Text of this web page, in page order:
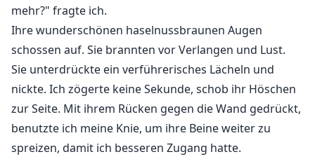
mehr?" fragte ich.
Ihre wunderschönen haselnussbraunen Augen
schossen auf. Sie brannten vor Verlangen und Lust.
Sie unterdrückte ein verführerisches Lächeln und
nickte. Ich zögerte keine Sekunde, schob ihr Höschen
zur Seite. Mit ihrem Rücken gegen die Wand gedrückt,
benutzte ich meine Knie, um ihre Beine weiter zu
spreizen, damit ich besseren Zugang hatte.